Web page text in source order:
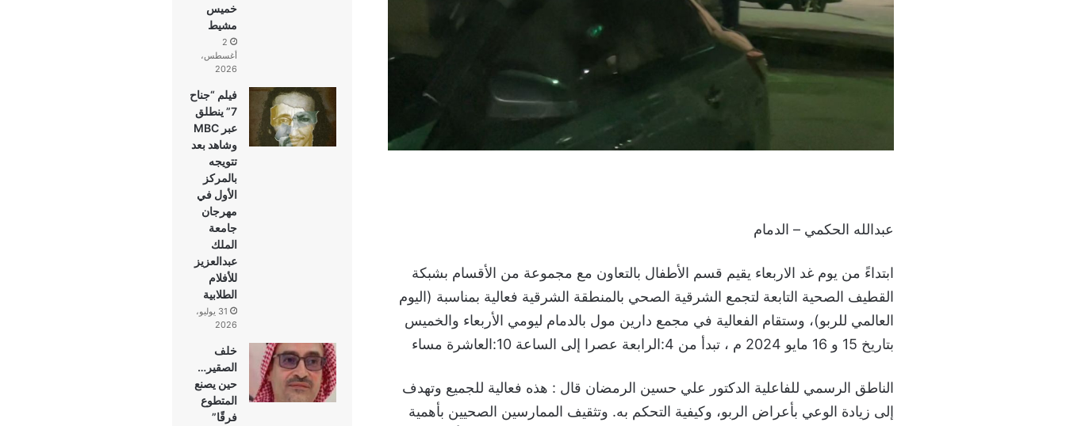
عبدالله الحكمي – الدمام
ابتداءً من يوم غد الاربعاء يقيم قسم الأطفال بالتعاون مع مجموعة من الأقسام بشبكة
القطيف الصحية التابعة لتجمع الشرقية الصحي بالمنطقة الشرقية فعالية بمناسبة (اليوم
العالمي للربو)، وستقام الفعالية في مجمع دارين مول بالدمام ليومي الأربعاء والخميس
بتاريخ 15 و 16 مايو 2024 م ، تبدأ من 4:الرابعة عصرا إلى الساعة 10:العاشرة مساء
الناطق الرسمي للفاعلية الدكتور علي حسين الرمضان قال : هذه فعالية للجميع وتهدف
إلى زيادة الوعي بأعراض الربو، وكيفية التحكم به. وتثقيف الممارسين الصحيين بأهمية
خميس
مشيط
2
أغسطس،
2026
فيلم “جناح
7” ينطلق
عبر MBC
وشاهد بعد
تتويجه
بالمركز
الأول في
مهرجان
جامعة
الملك
عبدالعزيز
للأفلام
الطلابية
31 يوليو،
2026
خلف
الصقير…
حين يصنع
المتطوع
فرقًا”